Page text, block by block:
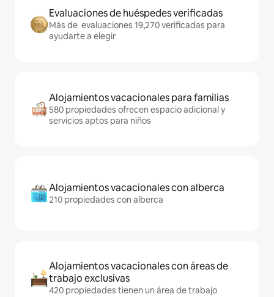
Evaluaciones de huéspedes verificadas
Más de evaluaciones 19,270 verificadas para
ayudarte a elegir
Alojamientos vacacionales para familias
580 propiedades ofrecen espacio adicional y
servicios aptos para niños
Alojamientos vacacionales con alberca
210 propiedades con alberca
Alojamientos vacacionales con áreas de
trabajo exclusivas
420 propiedades tienen un área de trabajo